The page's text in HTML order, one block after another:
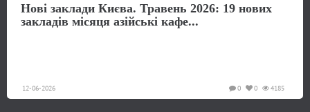
Нові заклади Києва. Травень 2026: 19 нових
закладів місяця азійські кафе...
12-06-2026 4185
0
0